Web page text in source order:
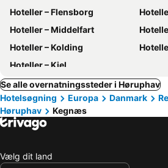
Hoteller – Flensborg
Hoteller – Middelfart
Hoteller – Kolding
Hoteller – Kiel
Se alle overnatningssteder i Høruphav
Hotelsøgning
Europa Danmark
Høruphav
Kegnæs
Vælg dit land